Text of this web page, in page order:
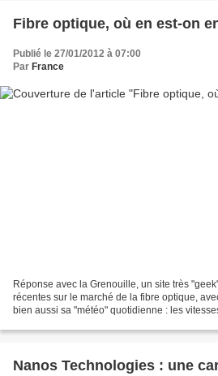
Fibre optique, où en est-on
Publié le 27/01/2012 à 07:00
Par France
Réponse avec la Grenouille, un site très
récentes sur le marché de la fibre optique,
bien aussi sa "météo" quotidienne : les
Nanos Technologies : une